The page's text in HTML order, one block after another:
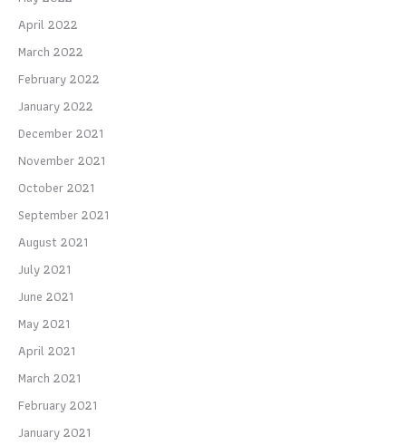
April 2022
March 2022
February 2022
January 2022
December 2021
November 2021
October 2021
September 2021
August 2021
July 2021
June 2021
May 2021
April 2021
March 2021
February 2021
January 2021